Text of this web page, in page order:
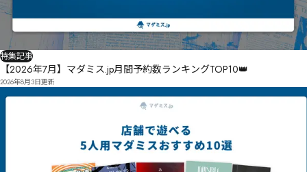
特集記事
【2026年7月】マダミス.jp月間予約数ランキングTOP10👑
2026年8月3日更新